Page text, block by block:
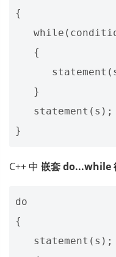
{
C++ 中 嵌套 do...while
do
{